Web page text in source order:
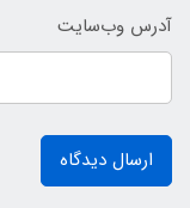
آدرس وب‌سایت
ارسال دیدگاه